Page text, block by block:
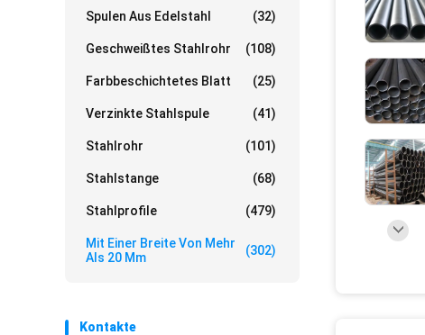
Spulen Aus Edelstahl (32)
Geschweißtes Stahlrohr (108)
Farbbeschichtetes Blatt (25)
Verzinkte Stahlspule (41)
Stahlrohr (101)
Stahlstange (68)
Stahlprofile (479)
Mit Einer Breite Von Mehr
Als 20 Mm
(302)
Kontakte